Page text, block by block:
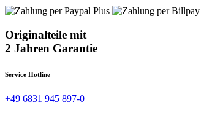
Originalteile mit
2 Jahren Garantie
Service Hotline
+49 6831 945 897-0